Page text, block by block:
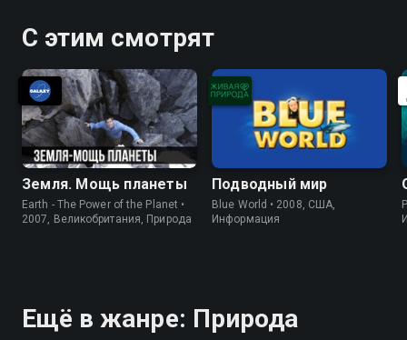
С этим смотрят
Земля. Мощь планеты
Earth - The Power of the Planet •
2007, Великобритания, Природа
Подводный мир
Blue World • 2008, США,
Информация
Ещё в жанре: Природа